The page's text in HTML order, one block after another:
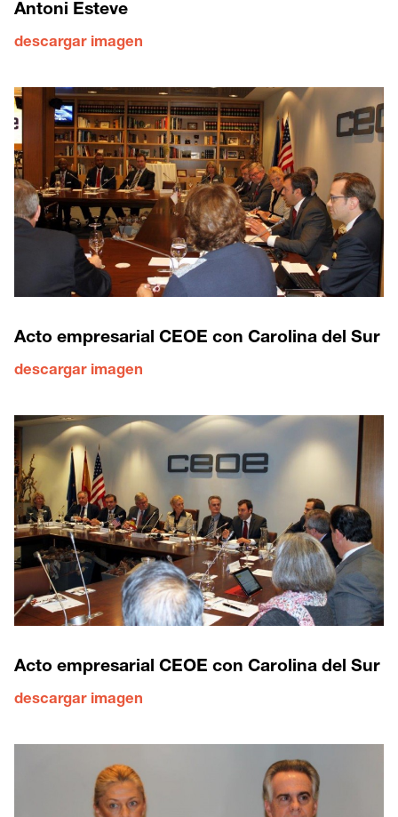
Antoni Esteve
descargar imagen
Acto empresarial CEOE con Carolina del Sur
descargar imagen
Acto empresarial CEOE con Carolina del Sur
descargar imagen